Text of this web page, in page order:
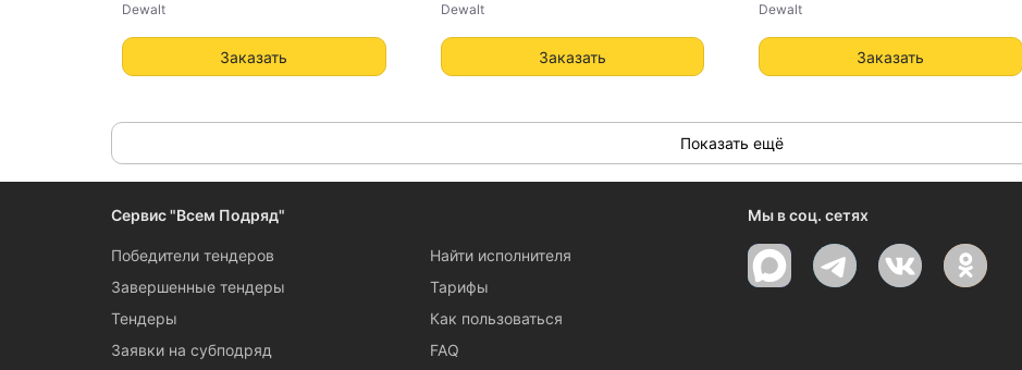
Dewalt
Заказать
Dewalt
Заказать
Dewalt
Заказать
Показать ещё
Сервис "Всем Подряд"
Победители тендеров
Завершенные тендеры
Тендеры
Заявки на субподряд
Найти исполнителя
Тарифы
Как пользоваться
FAQ
Мы в соц. сетях